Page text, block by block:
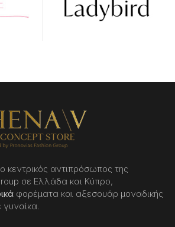
ο κεντρικός αντιπρόσωπος της
σε Ελλάδα και Κύπρο,
φορέματα και αξεσουάρ μοναδικής
γυναίκα.